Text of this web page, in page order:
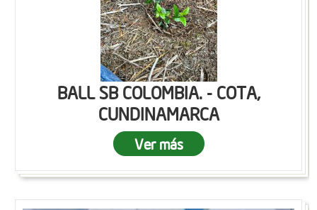
BALL SB COLOMBIA. - COTA,
CUNDINAMARCA
Ver más